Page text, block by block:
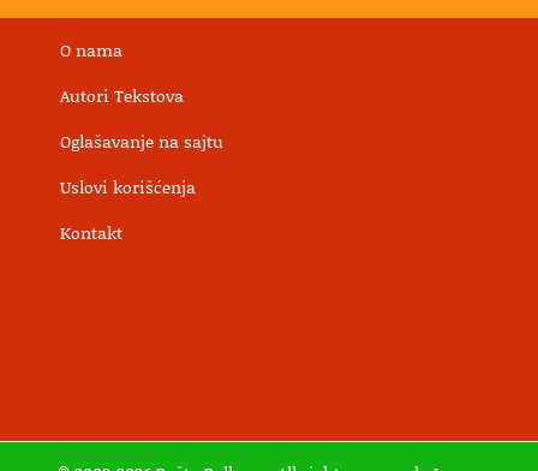
O nama
Autori Tekstova
Oglašavanje na sajtu
Uslovi korišćenja
Kontakt